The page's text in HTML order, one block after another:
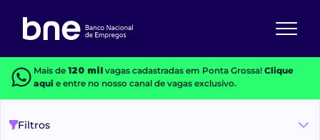
Mais de 120 milvagas cadastradas em Ponta Grossa! Clique
aquie entre no nosso canal de vagas exclusivo.
Filtros